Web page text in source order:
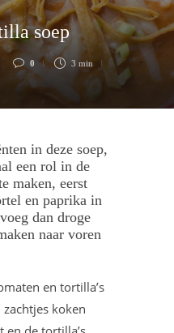
soep
0
3 min
in deze soep,
een rol in de
maken, eerst
en paprika in
dan droge
naar voren
en tortilla’s
koken